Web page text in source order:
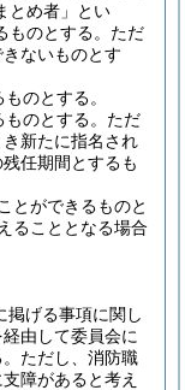
とめ者」とい
のとする。 ただ
ないものとす
のとする。
のとする。 ただ
新たに指名され
任期間とするも
とができるものと
ることとなる場合
掲げる事項に関し
由して委員会に
ただし、消防職
障があると考え